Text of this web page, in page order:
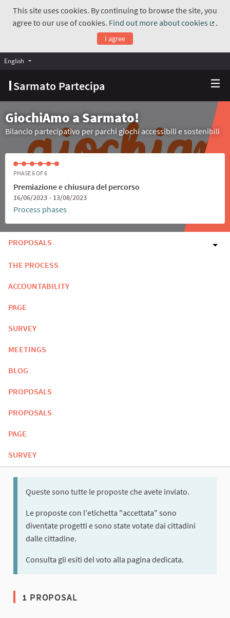
This site uses cookies. By continuing to browse the site, you
agree to our use of cookies. Find out more about cookies
.
I agree
Sarmato Partecipa
English Choose language
GiochiAmo a Sarmato!
Bilancio partecipativo per parchi giochi accessibili e sostenibili
PHASE 6 OF 6
Premiazione e chiusura del percorso
16/06/2023 - 13/08/2023
Process phases
PROPOSALS
THE PROCESS
ACCOUNTABILITY
PAGE
SURVEY
MEETINGS
BLOG
PROPOSALS
PROPOSALS
PAGE
SURVEY
Queste sono tutte le proposte che avete inviato.
Le proposte con l'etichetta "accettata" sono
diventate progetti e sono state votate dai cittadini
dalle cittadine.
Consulta gli esiti del voto alla pagina dedicata.
1 PROPOSAL